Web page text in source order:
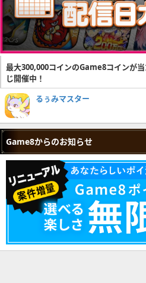
最大300,000コインのGame8コインが
じ開催中！
るぅみマスター
Game8からのお知らせ